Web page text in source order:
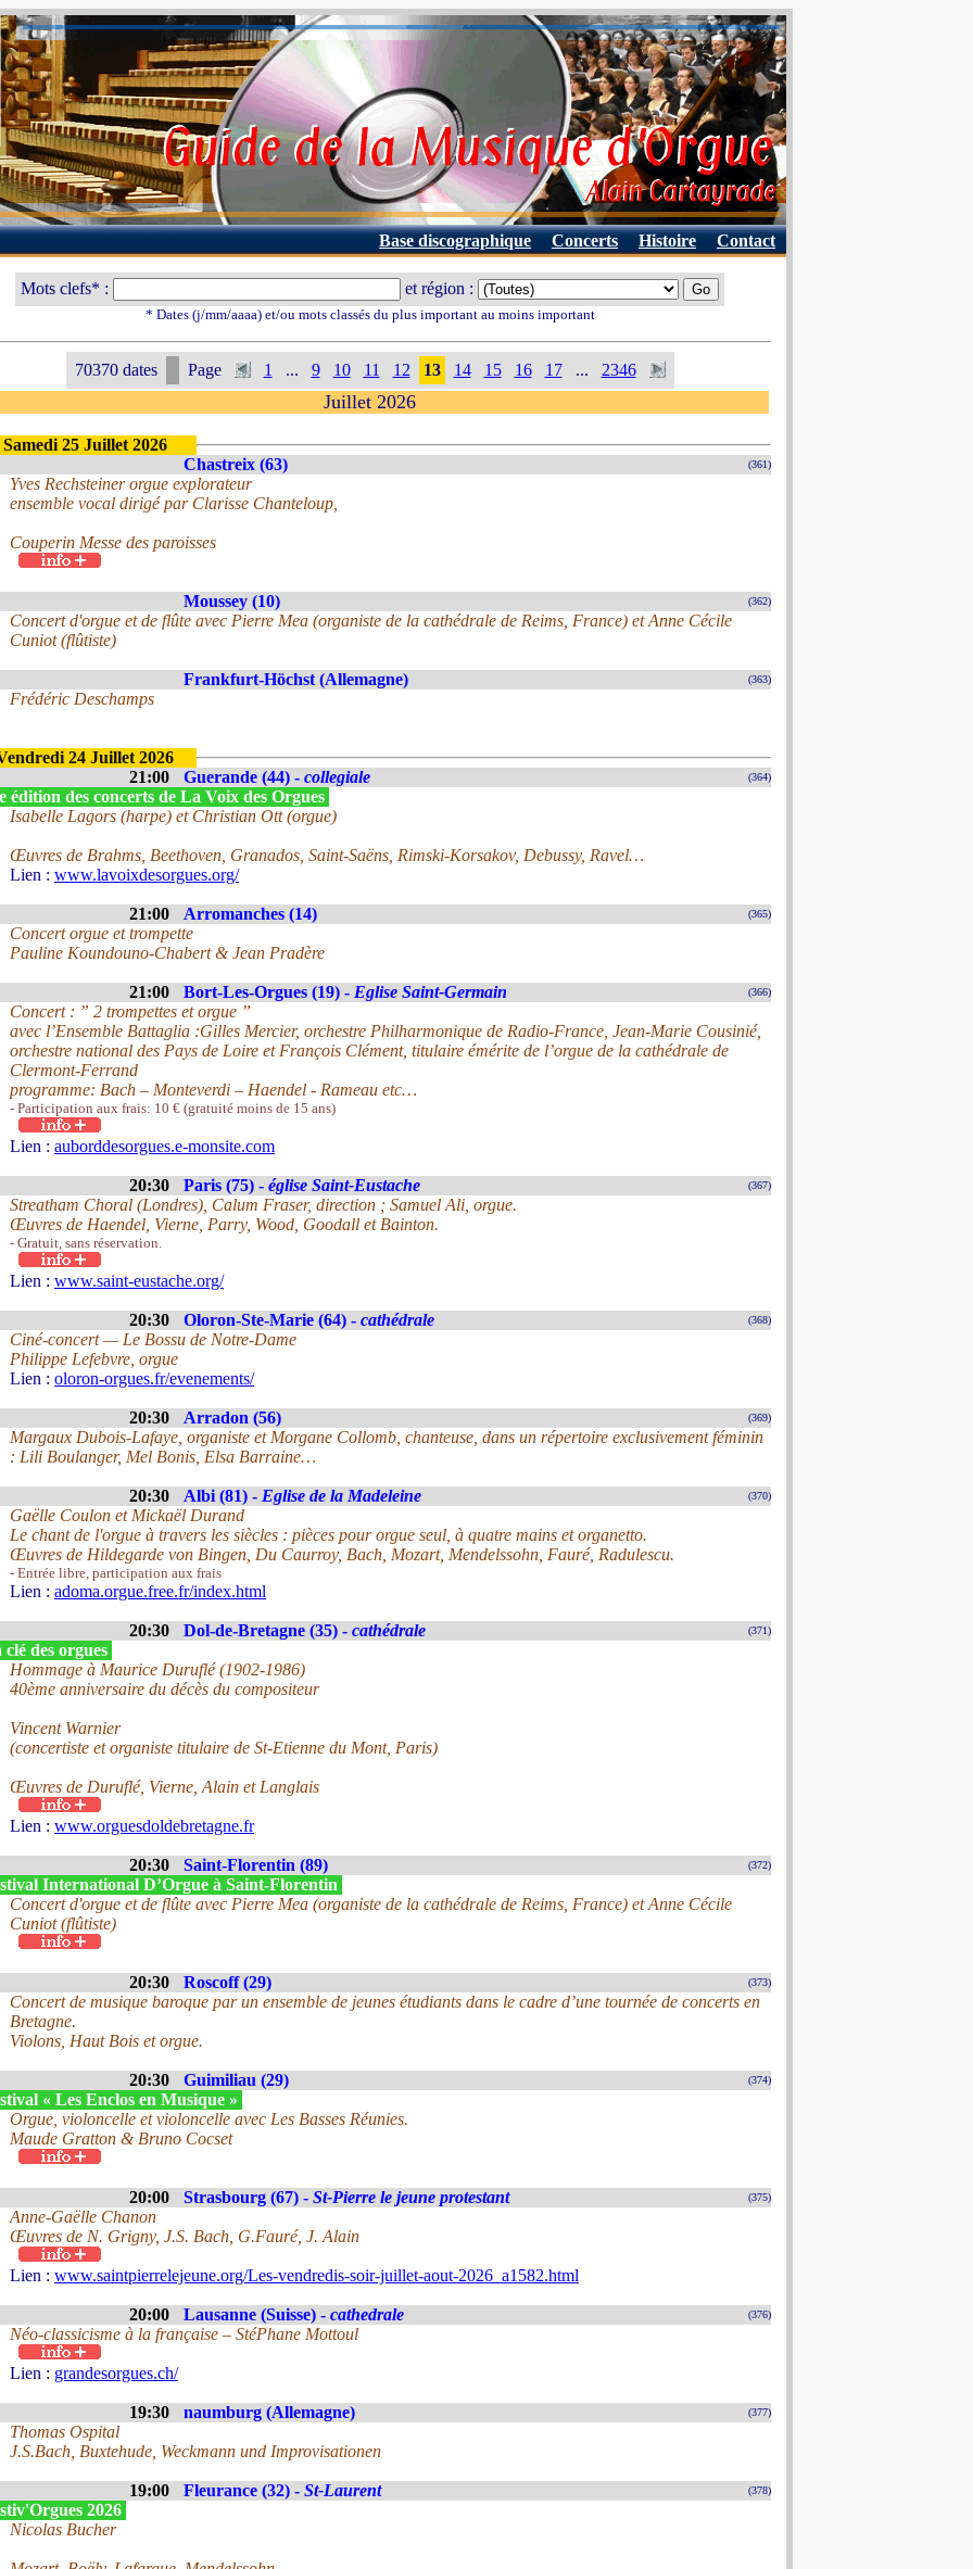
Base discographique Concerts Histoire Contact
Mots clefs* : et région :
* Dates (j/mm/aaaa) et/ou mots classés du plus important au moins important
70370 dates Page 1 ... 9 10 11 12 13 14 15 16 17 ... 2346
Juillet 2026
Samedi 25 Juillet 2026
Chastreix (63)
(361)
Yves Rechsteiner orgue explorateur
ensemble vocal dirigé par Clarisse Chanteloup,
Couperin Messe des paroisses
Moussey (10) (362)
Concert d'orgue et de flûte avec Pierre Mea (organiste de la cathédrale de Reims, France) et Anne Cécile
Cuniot (flûtiste)
Frankfurt-Höchst (Allemagne) (363)
Frédéric Deschamps
24 Juillet 2026
21:00
Guerande (44) - collegiale (364)
édition des concerts de La Voix des Orgues
Isabelle Lagors (harpe) et Christian Ott (orgue)
Œuvres de Brahms, Beethoven, Granados, Saint-Saëns, Rimski-Korsakov, Debussy, Ravel…
Lien : www.lavoixdesorgues.org/
21:00 Arromanches (14) (365)
Concert orgue et trompette
Pauline Koundouno-Chabert & Jean Pradère
21:00 Bort-Les-Orgues (19) - Eglise Saint-Germain (366)
Concert : ” 2 trompettes et orgue ”
avec l’Ensemble Battaglia :Gilles Mercier, orchestre Philharmonique de Radio-France, Jean-Marie Cousinié,
orchestre national des Pays de Loire et François Clément, titulaire émérite de l’orgue de la cathédrale de
Clermont-Ferrand
programme: Bach – Monteverdi – Haendel - Rameau etc…
- Participation aux frais: 10 € (gratuité moins de 15 ans)
Lien : auborddesorgues.e-monsite.com
20:30 Paris (75) - église Saint-Eustache (367)
Streatham Choral (Londres), Calum Fraser, direction ; Samuel Ali, orgue.
Œuvres de Haendel, Vierne, Parry, Wood, Goodall et Bainton.
- Gratuit, sans réservation.
Lien : www.saint-eustache.org/
20:30 Oloron-Ste-Marie (64) - cathédrale (368)
Ciné-concert — Le Bossu de Notre-Dame
Philippe Lefebvre, orgue
Lien : oloron-orgues.fr/evenements/
20:30 Arradon (56) (369)
Margaux Dubois-Lafaye, organiste et Morgane Collomb, chanteuse, dans un répertoire exclusivement féminin
: Lili Boulanger, Mel Bonis, Elsa Barraine…
20:30 Albi (81) - Eglise de la Madeleine (370)
Gaëlle Coulon et Mickaël Durand
Le chant de l'orgue à travers les siècles : pièces pour orgue seul, à quatre mains et organetto.
Œuvres de Hildegarde von Bingen, Du Caurroy, Bach, Mozart, Mendelssohn, Fauré, Radulescu.
- Entrée libre, participation aux frais
Lien : adoma.orgue.free.fr/index.html
20:30 Dol-de-Bretagne (35) - cathédrale (371)
des orgues
Hommage à Maurice Duruflé (1902-1986)
40ème anniversaire du décès du compositeur
Vincent Warnier
(concertiste et organiste titulaire de St-Etienne du Mont, Paris)
Œuvres de Duruflé, Vierne, Alain et Langlais
Lien : www.orguesdoldebretagne.fr
20:30 Saint-Florentin (89) (372)
International D’Orgue à Saint-Florentin
Concert d'orgue et de flûte avec Pierre Mea (organiste de la cathédrale de Reims, France) et Anne Cécile
Cuniot (flûtiste)
20:30 Roscoff (29) (373)
Concert de musique baroque par un ensemble de jeunes étudiants dans le cadre d’une tournée de concerts en
Bretagne.
Violons, Haut Bois et orgue.
20:30 Guimiliau (29) (374)
« Les Enclos en Musique »
Orgue, violoncelle et violoncelle avec Les Basses Réunies.
Maude Gratton & Bruno Cocset
20:00 Strasbourg (67) - St-Pierre le jeune protestant (375)
Anne-Gaëlle Chanon
Œuvres de N. Grigny, J.S. Bach, G.Fauré, J. Alain
Lien : www.saintpierrelejeune.org/Les-vendredis-soir-juillet-aout-2026_a1582.html
20:00 Lausanne (Suisse) - cathedrale (376)
Néo-classicisme à la française – StéPhane Mottoul
Lien : grandesorgues.ch/
19:30 naumburg (Allemagne) (377)
Thomas Ospital
J.S.Bach, Buxtehude, Weckmann und Improvisationen
19:00 Fleurance (32) - St-Laurent (378)
2026
Nicolas Bucher